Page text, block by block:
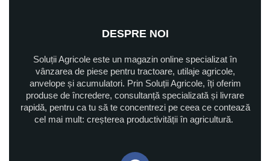
DESPRE NOI
Soluții Agricole este un magazin online specializat în
vânzarea de piese pentru tractoare, utilaje agricole,
anvelope și acumulatori. Prin Soluții Agricole, îți oferim
produse de încredere, consultanță specializată și livrare
rapidă, pentru ca tu să te concentrezi pe ceea ce contează
cel mai mult: creșterea productivității în agricultură.